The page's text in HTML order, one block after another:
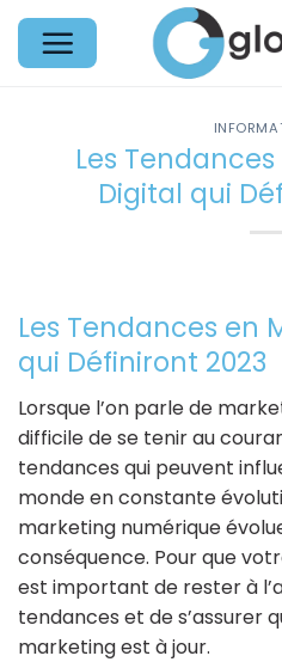
Passer
contenu
Les
Digital qui
Les Tendances en
qui Définiront 2023
Lorsque l’on parle de
difficile de se tenir au
tendances qui peuvent
monde en constante
marketing numérique
conséquence. Pour que
est important de rester à
tendances et de s’assurer
marketing est à jour.